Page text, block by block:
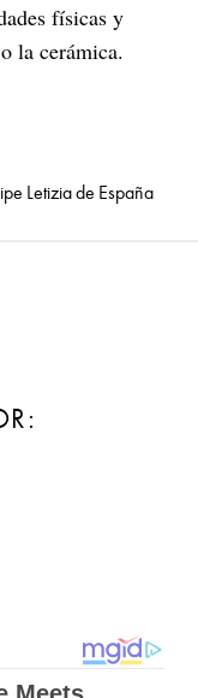
físicas y
la cerámica.
Letizia de España